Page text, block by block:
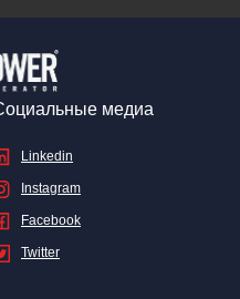
медиа
Linkedin
Instagram
Facebook
Twitter